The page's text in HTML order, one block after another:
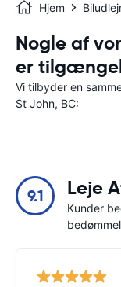
Hjem
Nogle af
er
Vi tilbyder en
St John, BC:
9.1 Leje
Kunder